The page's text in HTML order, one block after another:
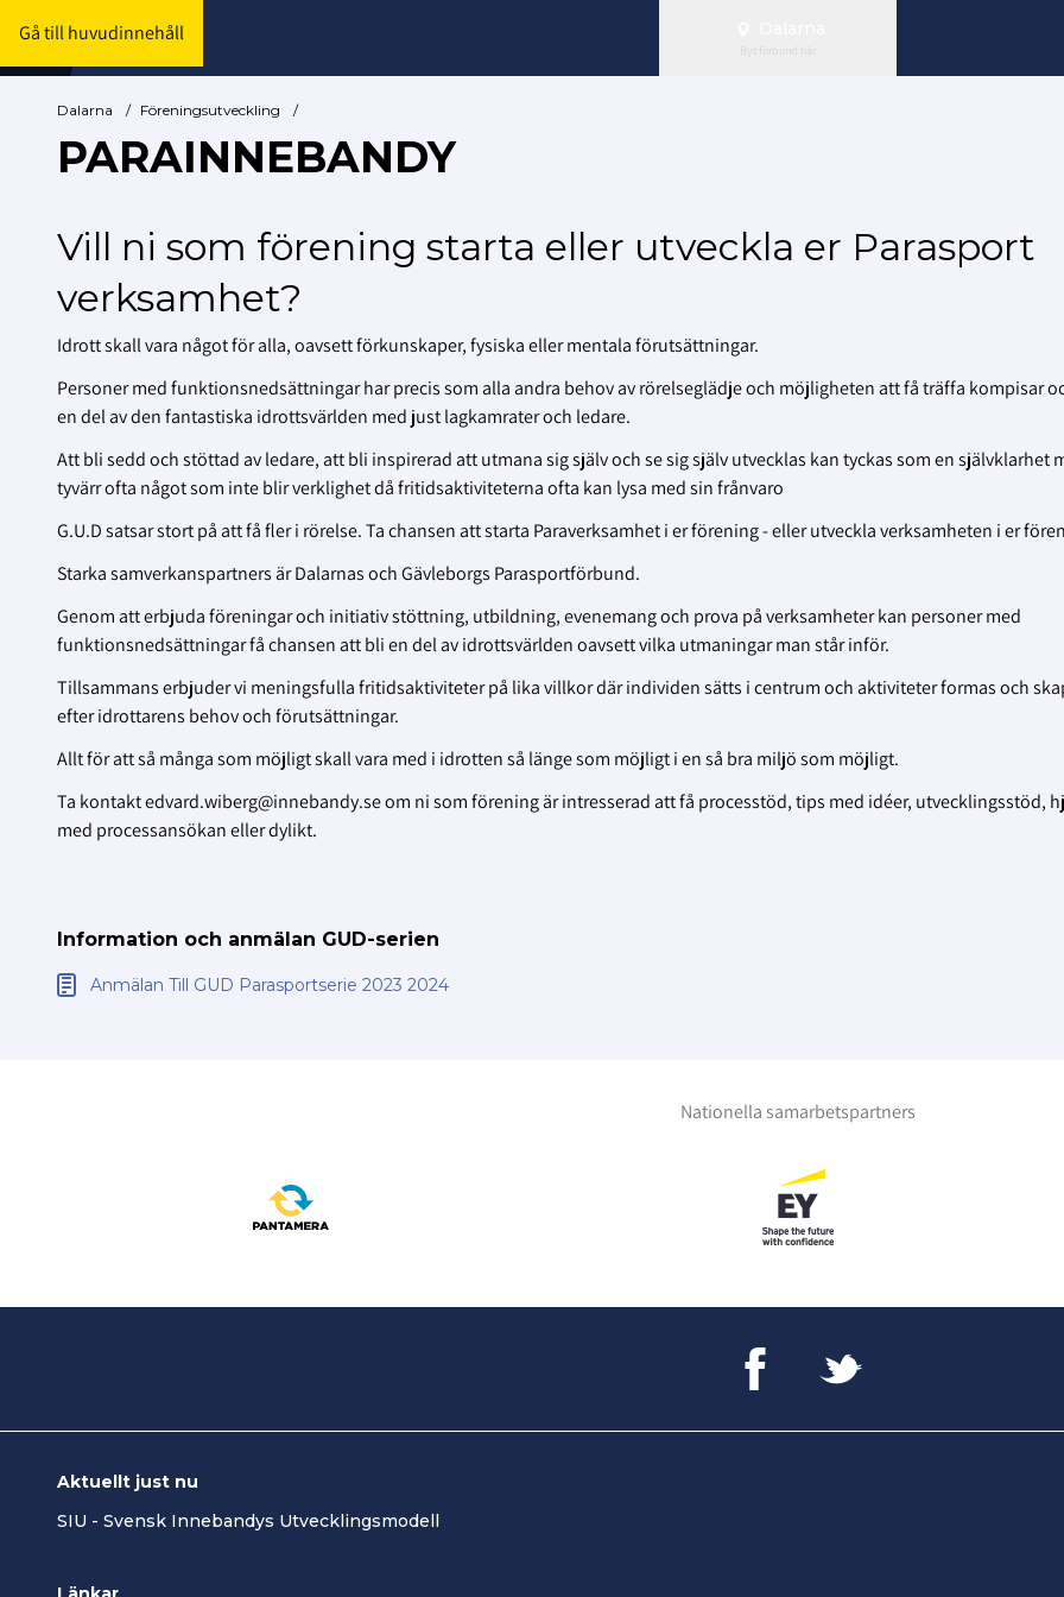
Gå till huvudinnehåll
Byt förbund här
Dalarna / Föreningsutveckling /
PARAINNEBANDY
Vill ni som förening starta eller utveckla er Parasport
verksamhet?
Idrott skall vara något för alla, oavsett förkunskaper, fysiska eller mentala förutsättningar.
Personer med funktionsnedsättningar har precis som alla andra behov av rörelseglädje och möjligheten att få träffa kompisar
en del av den fantastiska idrottsvärlden med just lagkamrater och ledare.
Att bli sedd och stöttad av ledare, att bli inspirerad att utmana sig själv och se sig själv utvecklas kan tyckas som en självklarhet
tyvärr ofta något som inte blir verklighet då fritidsaktiviteterna ofta kan lysa med sin frånvaro
G.U.D satsar stort på att få fler i rörelse. Ta chansen att starta Paraverksamhet i er förening - eller utveckla verksamheten i er
Starka samverkanspartners är Dalarnas och Gävleborgs Parasportförbund.
Genom att erbjuda föreningar och initiativ stöttning, utbildning, evenemang och prova på verksamheter kan personer med
funktionsnedsättningar få chansen att bli en del av idrottsvärlden oavsett vilka utmaningar man står inför.
Tillsammans erbjuder vi meningsfulla fritidsaktiviteter på lika villkor där individen sätts i centrum och aktiviteter formas och
efter idrottarens behov och förutsättningar.
Allt för att så många som möjligt skall vara med i idrotten så länge som möjligt i en så bra miljö som möjligt.
Ta kontakt edvard.wiberg@innebandy.se om ni som förening är intresserad att få processtöd, tips med idéer, utvecklingsstöd,
med processansökan eller dylikt.
Information och anmälan GUD-serien
Anmälan Till GUD Parasportserie 2023 2024
Nationella samarbetspartners
Aktuellt just nu
SIU - Svensk Innebandys Utvecklingsmodell